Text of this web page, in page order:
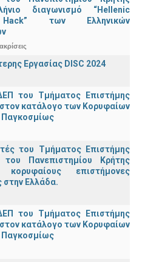
διαγωνισμό “Hellenic
των Ελληνικών
Εργασίας DISC 2024
του Τμήματος Επιστήμης
κατάλογο των Κορυφαίων
Παγκοσμίως
του Τμήματος Επιστήμης
του Πανεπιστημίου Κρήτης
επιστήμονες
στην Ελλάδα.
του Τμήματος Επιστήμης
κατάλογο των Κορυφαίων
Παγκοσμίως